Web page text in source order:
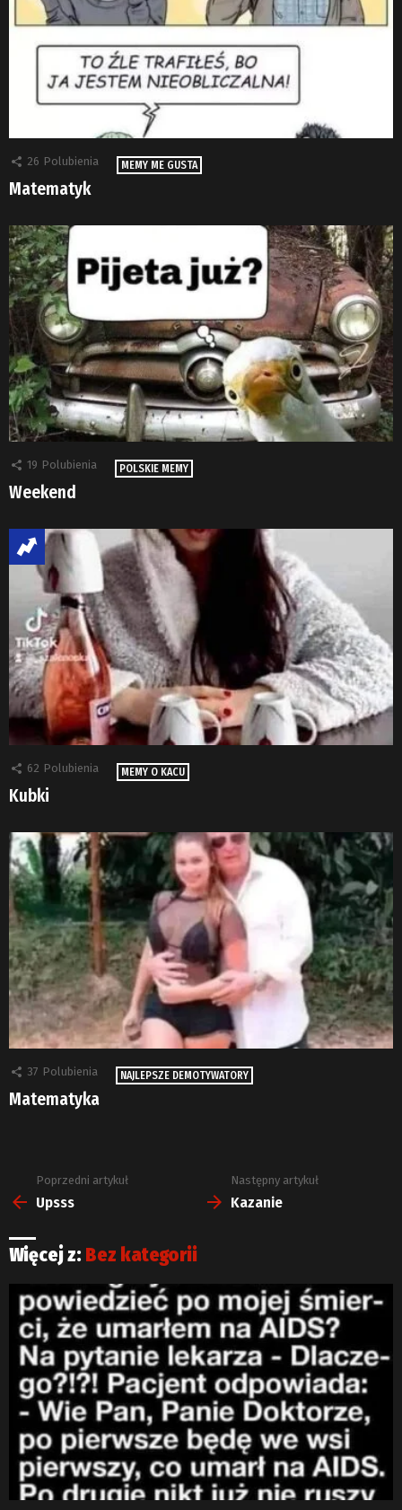
26 Polubienia MEMY ME GUSTA
Matematyk
19 Polubienia POLSKIE MEMY
Weekend
62 Polubienia MEMY O KACU
Kubki
37 Polubienia NAJLEPSZE DEMOTYWATORY
Matematyka
Zobacz
więcej
Poprzedni artykuł
Upsss
Następny artykuł
Kazanie
Więcej z: Bez kategorii